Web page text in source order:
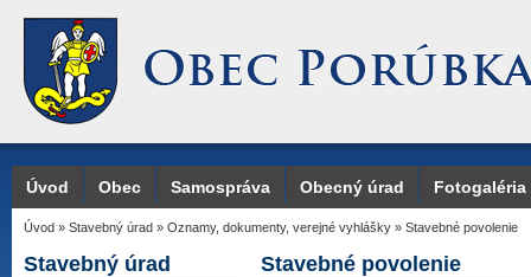
Úvod Obec Samospráva Obecný úrad Fotogaléria
Úvod » Stavebný úrad » Oznamy, dokumenty, verejné vyhlášky » Stavebné povolenie
Stavebný úrad Stavebné povolenie